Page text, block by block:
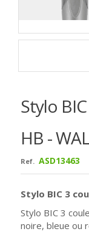
Stylo
HB -
Ref. ASD13463
Stylo BIC 3
Stylo BIC 3
noire, bleue ou